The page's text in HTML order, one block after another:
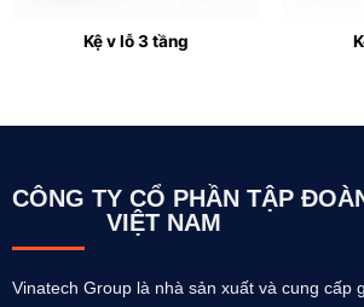
Kệ v lỗ 3 tầng
CÔNG TY CỔ PHẦN TẬP
VIỆT NAM
Vinatech Group là nhà sản xuất và cung cấp